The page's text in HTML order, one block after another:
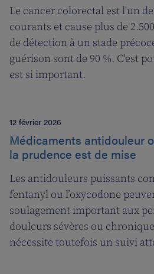
Le cancer colorectal est l'un
courants et cause plus de
de détection à un stade
guérison sont de 90 %. C'est
est si important.
12 février 2026
Médicaments antidouleur
la prudence est de mise
Les antidouleurs puissants
fentanyl ou l’oxycodone
soulagement important aux
douleurs sévères ou
nécessite toutefois un suivi